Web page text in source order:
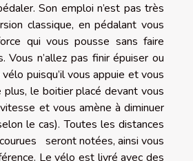
Son emploi n’est pas très
classique, en pédalant vous
qui vous pousse sans faire
Vous n’allez pas finir épuiser ou
puisqu’il vous appuie et vous
plus, le boitier placé devant vous
et vous amène à diminuer
le cas). Toutes les distances
seront notées, ainsi vous
Le vélo est livré avec des